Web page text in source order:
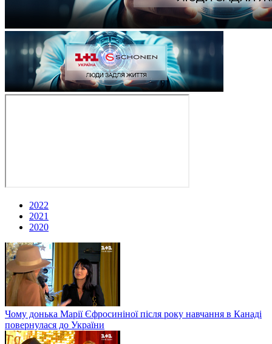
2022
2021
2020
Чому донька Марії Єфросиніної після року навчання в Канаді
повернулася до України